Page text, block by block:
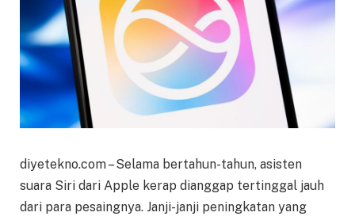
diyetekno.com – Selama bertahun-tahun, asisten
suara Siri dari Apple kerap dianggap tertinggal jauh
dari para pesaingnya. Janji-janji peningkatan yang